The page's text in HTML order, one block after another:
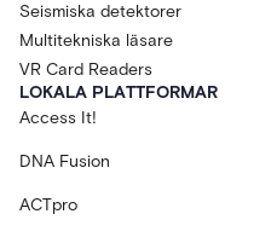
Seismiska detektorer
Multitekniska läsare
VR Card Readers
LOKALA PLATTFORMAR
Access It!
DNA Fusion
ACTpro